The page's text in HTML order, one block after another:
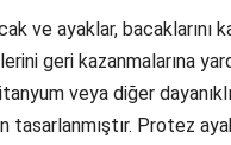
ve ayaklar, bacaklarını
geri kazanmalarına
veya diğer
Protez